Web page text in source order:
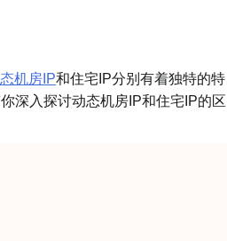
机房IP和住宅IP分别有着独特的特
深入探讨动态机房IP和住宅IP的区